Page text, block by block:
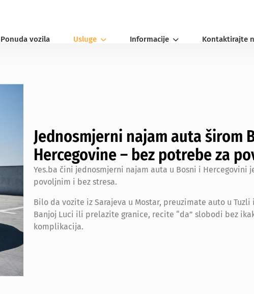
Ponuda vozila Usluge Informacije Kontaktirajte
Jednosmjerni najam auta širom
Hercegovine – bez potrebe za
Yes.ba čini jednosmjerni najam auta u Bosni i Hercegovini
povoljnim i bez stresa.
Bilo da vozite iz Sarajeva u Mostar, preuzimate auto u Tuzli
Banjoj Luci ili prelazite granice, recite “da” slobodi bez
komplikacija.